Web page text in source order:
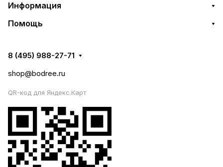
Информация
Помощь
8 (495) 988-27-71
shop@bodree.ru
QR-код для Яндекс.Карт